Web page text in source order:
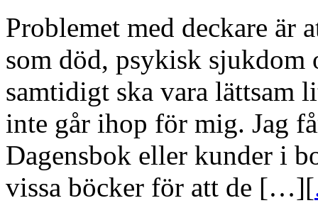
Problemet med deckare är
som död, psykisk
samtidigt ska vara lättsam
inte går ihop för mig. Jag
Dagensbok eller kunder i
vissa böcker för att de […][